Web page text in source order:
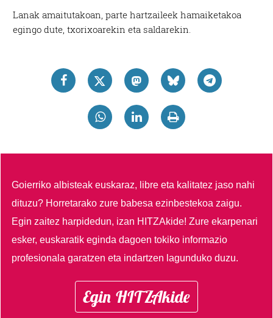
Lanak amaitutakoan, parte hartzaileek hamaiketakoa
egingo dute, txorixoarekin eta saldarekin.
Goierriko albisteak euskaraz, libre eta kalitatez jaso nahi
dituzu? Horretarako zure babesa ezinbestekoa zaigu.
Egin zaitez harpidedun, izan HITZAkide!Zure ekarpenari
esker, euskaratik eginda dagoen tokiko informazio
profesionala garatzen eta indartzen lagunduko duzu.
Egin HITZAkide